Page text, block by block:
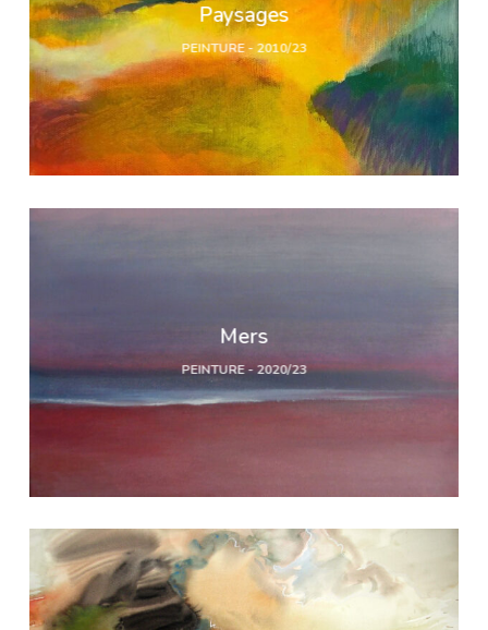
Paysages
PEINTURE - 2010/23
Mers
PEINTURE - 2020/23